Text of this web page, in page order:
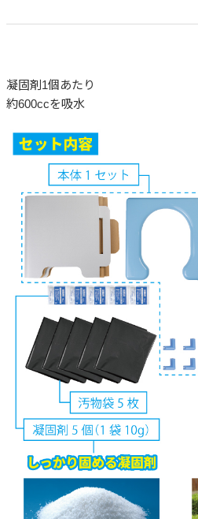
凝固剤1個あたり
約600ccを吸水